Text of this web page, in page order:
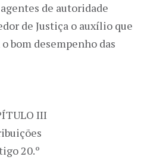
de autoridade
de Justiça o auxílio que
bom desempenho das
III
20.º